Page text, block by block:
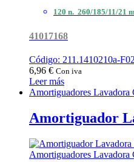
120 n. 260/185/11/21
41017168
Código: 211.1410210a-
6,96 € Con iva
Leer más
Amortiguadores Lavadora
Amortiguador
Amortiguadores Lavadora